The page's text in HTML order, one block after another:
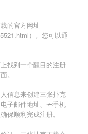
的官方网址
）。您可以通
找到一个醒目的注册
。
信息来创建三张扑克
子邮件地址、🦈手机
保顺利完成注册。